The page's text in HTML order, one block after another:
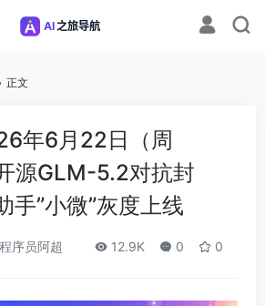
正文
年6月22日（周
源GLM-5.2对抗封
手”小微”灰度上线
程序员阿超 12.9K 0 0